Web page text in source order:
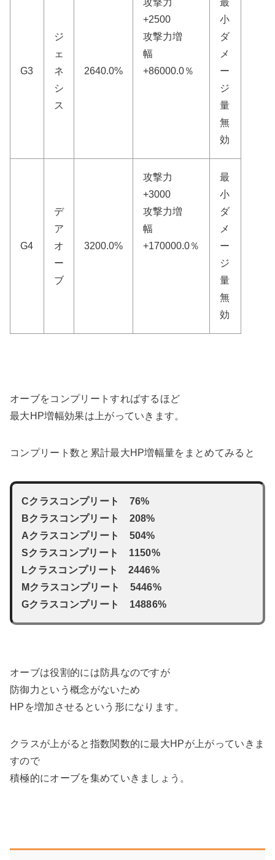
G3
ジ
ェ
ネ
シ
ス
2640.0%
攻撃力
+2500
攻撃力増
幅
+86000.0％
最
小
ダ
メ
ー
ジ
量
無
効
G4
デ
ア
オ
ー
ブ
3200.0%
攻撃力
+3000
攻撃力増
幅
+170000.0％
最
小
ダ
メ
ー
ジ
量
無
効
オーブをコンプリートすればするほど
最大HP増幅効果は上がっていきます。
コンプリート数と累計最大HP増幅量をまとめてみると
Cクラスコンプリート 76%
Bクラスコンプリート 208%
Aクラスコンプリート 504%
Sクラスコンプリート 1150%
Lクラスコンプリート 2446%
Mクラスコンプリート 5446%
Gクラスコンプリート 14886%
オーブは役割的には防具なのですが
防御力という概念がないため
HPを増加させるという形になります。
クラスが上がると指数関数的に最大HPが上がっていきま
すので
積極的にオーブを集めていきましょう。